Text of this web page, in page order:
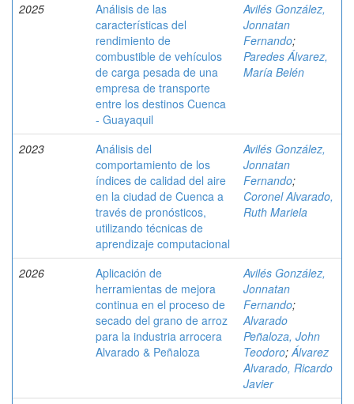
2025
Análisis de las
características del
rendimiento de
combustible de vehículos
de carga pesada de una
empresa de transporte
entre los destinos Cuenca
- Guayaquil
Avilés González,
Jonnatan
Fernando;
Paredes Álvarez,
María Belén
2023
Análisis del
comportamiento de los
índices de calidad del aire
en la ciudad de Cuenca a
través de pronósticos,
utilizando técnicas de
aprendizaje computacional
Avilés González,
Jonnatan
Fernando;
Coronel Alvarado,
Ruth Mariela
2026
Aplicación de
herramientas de mejora
continua en el proceso de
secado del grano de arroz
para la industria arrocera
Alvarado & Peñaloza
Avilés González,
Jonnatan
Fernando;
Alvarado
Peñaloza, John
Teodoro;Álvarez
Alvarado, Ricardo
Javier